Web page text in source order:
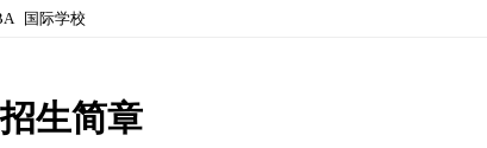
国际学校
生简章